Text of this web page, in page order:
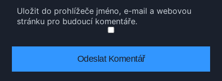
Uložit do prohlížeče jméno, e-mail a webovou
stránku pro budoucí komentáře.